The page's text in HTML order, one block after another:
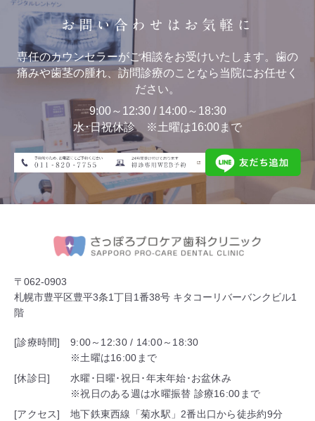
お問い合わせはお気軽に
専任のカウンセラーがご相談をお受けいたします。歯の
痛みや歯茎の腫れ、訪問診療のことなら当院にお任せく
ださい。
9:00～12:30 / 14:00～18:30
水･日祝休診 ※土曜は16:00まで
〒062-0903
札幌市豊平区豊平3条1丁目1番38号 キタコーリバーバンクビル1
階
[診療時間]
9:00～12:30 / 14:00～18:30
※土曜は16:00まで
[休診日]
水曜･日曜･祝日･年末年始･お盆休み
※祝日のある週は水曜振替 診療16:00まで
[アクセス]
地下鉄東西線「菊水駅」2番出口から徒歩約9分